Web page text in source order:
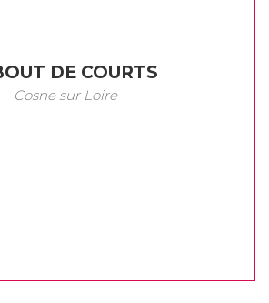
DE COURTS
Cosne sur Loire